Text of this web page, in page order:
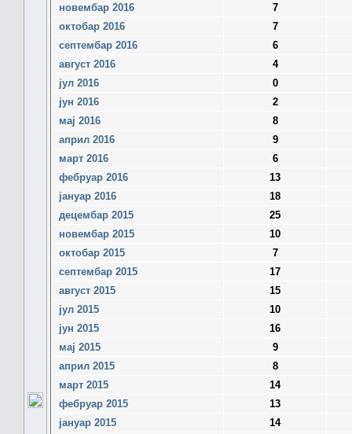
новембар 2016
7
октобар 2016
7
септембар 2016
6
август 2016
4
јул 2016
0
јун 2016
2
мај 2016
8
април 2016
9
март 2016
6
фебруар 2016
13
јануар 2016
18
децембар 2015
25
новембар 2015
10
октобар 2015
7
септембар 2015
17
август 2015
15
јул 2015
10
јун 2015
16
мај 2015
9
април 2015
8
март 2015
14
фебруар 2015
13
јануар 2015
14